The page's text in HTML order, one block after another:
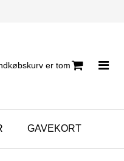
er tom
GAVEKORT